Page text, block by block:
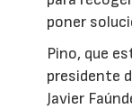
poner
Pino, que
presidente
Javier